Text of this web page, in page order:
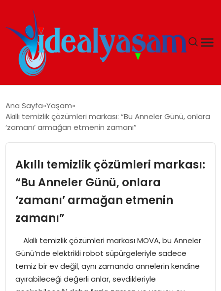
GÜNDEM
İDEAL SPOR
MAGAZIN
SAĞLIK
Ana Sayfa Yaşam
Akıllı temizlik çözümleri markası: “Bu Anneler Günü, onlara
‘zamanı’ armağan etmenin zamanı”
Akıllı temizlik çözümleri markası:
“Bu Anneler Günü, onlara
‘zamanı’ armağan etmenin
zamanı”
Akıllı temizlik çözümleri markası MOVA, bu Anneler
Günü’nde elektrikli robot süpürgeleriyle sadece
temiz bir ev değil, aynı zamanda annelerin kendine
ayırabileceği değerli anlar, sevdikleriyle